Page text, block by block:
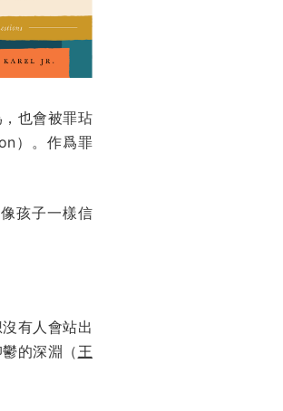
也會被罪玷
）。作爲罪
孩子一樣信
有人會站出
的深淵（王